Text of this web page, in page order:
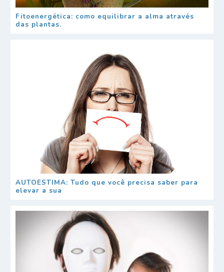
Fitoenergética: como equilibrar a alma através
das plantas.
AUTOESTIMA: Tudo que você precisa saber para
elevar a sua